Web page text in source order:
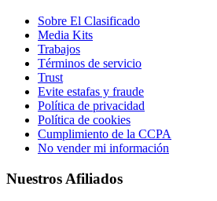
Sobre El Clasificado
Media Kits
Trabajos
Términos de servicio
Trust
Evite estafas y fraude
Política de privacidad
Política de cookies
Cumplimiento de la CCPA
No vender mi información
Nuestros Afiliados